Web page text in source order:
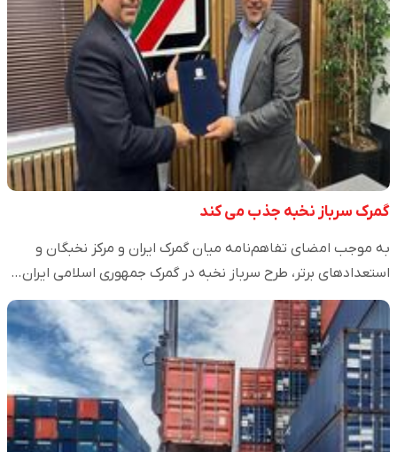
گمرک سرباز نخبه جذب می کند
به موجب امضای تفاهم‌نامه میان گمرک ایران و مرکز نخبگان و
استعدادهای برتر، طرح سرباز نخبه در گمرک جمهوری اسلامی ایران…